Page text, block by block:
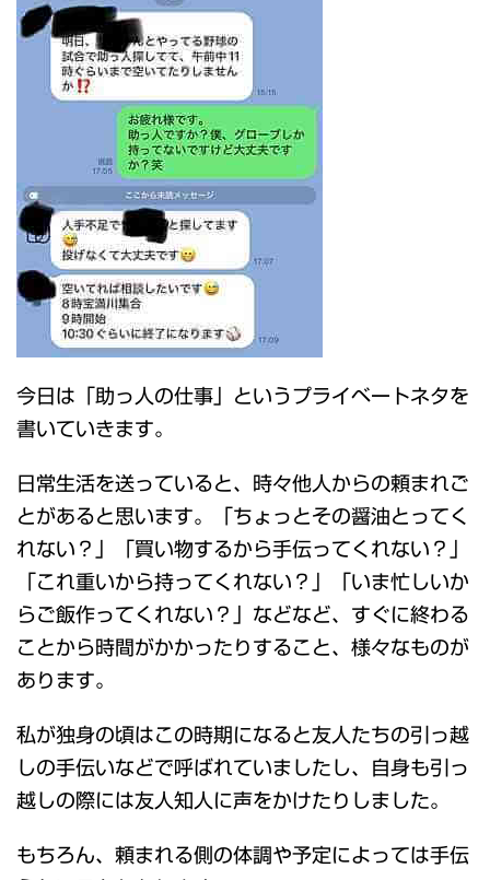
今日は「助っ人の仕事」というプライベートネタを
書いていきます。
日常生活を送っていると、時々他人からの頼まれご
とがあると思います。「ちょっとその醤油とってく
れない？」「買い物するから手伝ってくれない？」
「これ重いから持ってくれない？」「いま忙しいか
らご飯作ってくれない？」などなど、すぐに終わる
ことから時間がかかったりすること、様々なものが
あります。
私が独身の頃はこの時期になると友人たちの引っ越
しの手伝いなどで呼ばれていましたし、自身も引っ
越しの際には友人知人に声をかけたりしました。
もちろん、頼まれる側の体調や予定によっては手伝